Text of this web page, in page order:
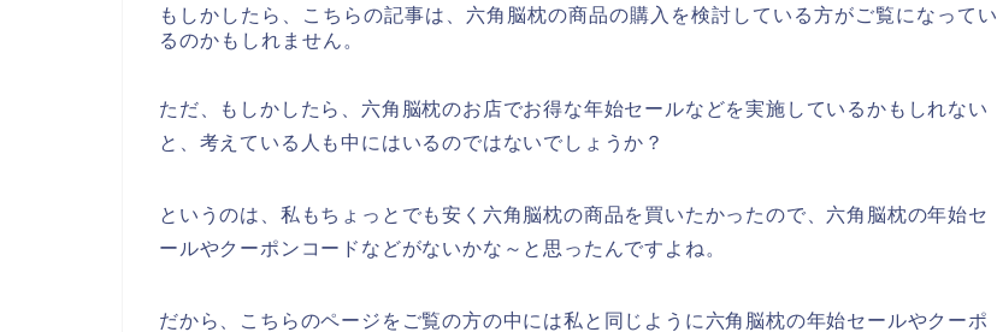
もしかしたら、こちらの記事は、六角脳枕の商品の購入を検討している方がご覧になってい
るのかもしれません。
ただ、もしかしたら、六角脳枕のお店でお得な年始セールなどを実施しているかもしれない
と、考えている人も中にはいるのではないでしょうか？
というのは、私もちょっとでも安く六角脳枕の商品を買いたかったので、六角脳枕の年始セ
ールやクーポンコードなどがないかな～と思ったんですよね。
だから、こちらのページをご覧の方の中には私と同じように六角脳枕の年始セールやクーポ